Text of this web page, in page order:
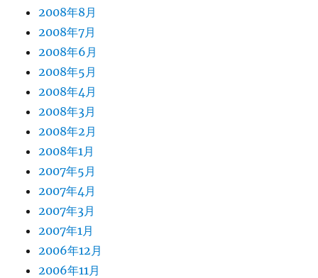
2008年8月
2008年7月
2008年6月
2008年5月
2008年4月
2008年3月
2008年2月
2008年1月
2007年5月
2007年4月
2007年3月
2007年1月
2006年12月
2006年11月